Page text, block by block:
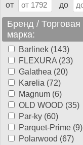
от до
Бренд / Торговая
марка:
Barlinek (143)
FLEXURA (23)
Galathea (20)
Karelia (72)
Magnum (6)
OLD WOOD (35)
Par-ky (60)
Parquet-Prime (9)
Polarwood (67)